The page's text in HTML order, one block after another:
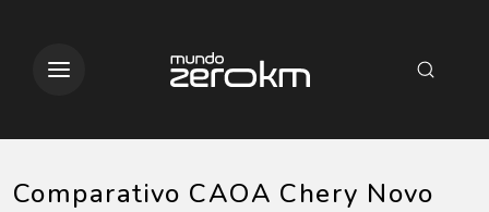
Comparativo CAOA Chery Novo